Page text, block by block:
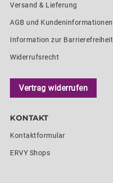
Versand & Lieferung
AGB und Kundeninformationen
Information zur Barrierefreiheit
Widerrufsrecht
Vertrag widerrufen
KONTAKT
Kontaktformular
ERVY Shops